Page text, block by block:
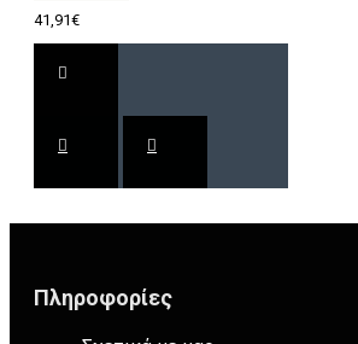
41,91€
Πληροφορίες